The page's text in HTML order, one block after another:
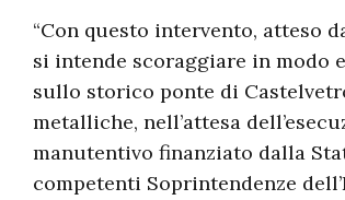
“Con questo intervento, atteso
si intende scoraggiare in modo
sullo storico ponte di
metalliche, nell’attesa
manutentivo finanziato dalla
competenti Soprintendenze